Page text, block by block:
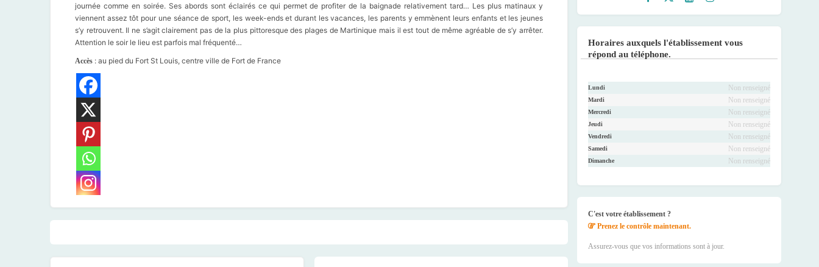
journée comme en soirée. Ses abords sont éclairés ce qui permet de profiter de la baignade relativement tard… Les plus matinaux y
viennent assez tôt pour une séance de sport, les week-ends et durant les vacances, les parents y emmènent leurs enfants et les jeunes
s’y retrouvent. Il ne s’agit clairement pas de la plus pittoresque des plages de Martinique mais il est tout de même agréable de s’y arrêter.
Attention le soir le lieu est parfois mal fréquenté…
Accès : au pied du Fort St Louis, centre ville de Fort de France
Horaires auxquels l'établissement vous
répond au téléphone.
Lundi Non renseigné
Mardi Non renseigné
Mercredi Non renseigné
Jeudi Non renseigné
Vendredi Non renseigné
Samedi Non renseigné
Dimanche Non renseigné
C'est votre établissement ?
Prenez le contrôle maintenant.
Assurez-vous que vos informations sont à jour.